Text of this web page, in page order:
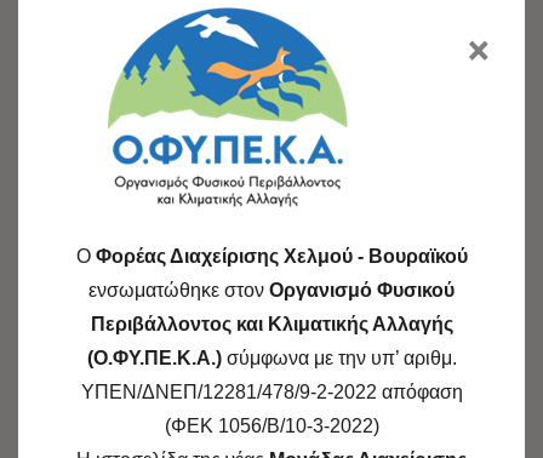
Περιφέρεια Δυτικής Ελλάδας
Περιφερειακό Ταμείο Ανάπτυξης της
Περιφέρειας Δυτικής Ελλάδας
ΑΧΑΪΑ – ΑΝΑΠΤΥΞΙΑΚΗ Α.Ε.
Α.Ε. Χιονοδρομικό Κέντρο Καλαβρύτων
Δημοτική Κοινωφελής Επιχείρηση
Κέντρο Περιβαλλοντικής Εκπαίδευσης
Κλειτορίας – Ακράτας
Σύλλογος Ορειβασίας Χιονοδρομίας
Αναρρίχησης και Προστασίας Περιβάλλοντος
Ναυτικός Αθλητικός Όμιλος Δάφνης και ο
×
O Φορέας Διαχείρισης Χελμού - Βουραϊκού
ενσωματώθηκε στον Οργανισμό Φυσικού
Περιβάλλοντος και Κλιματικής Αλλαγής
(Ο.ΦΥ.ΠΕ.Κ.Α.)σύμφωνα με την υπ’ αριθμ.
ΥΠΕΝ/ΔΝΕΠ/12281/478/9-2-2022 απόφαση
(ΦΕΚ 1056/Β/10-3-2022)